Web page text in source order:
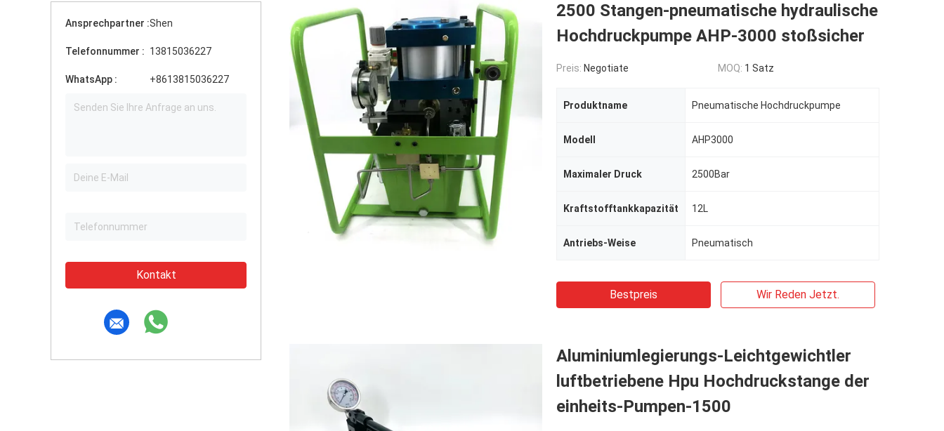
Ansprechpartner :Shen
Telefonnummer : 13815036227
WhatsApp : +8613815036227
Kontakt
2500 Stangen-pneumatische hydraulische
Hochdruckpumpe AHP-3000 stoßsicher
Preis: Negotiate MOQ: 1 Satz
Produktname Pneumatische Hochdruckpumpe
Modell AHP3000
Maximaler Druck 2500Bar
Kraftstofftankkapazität 12L
Antriebs-Weise Pneumatisch
Bestpreis Wir Reden Jetzt.
Aluminiumlegierungs-Leichtgewichtler
luftbetriebene Hpu Hochdruckstange der
einheits-Pumpen-1500